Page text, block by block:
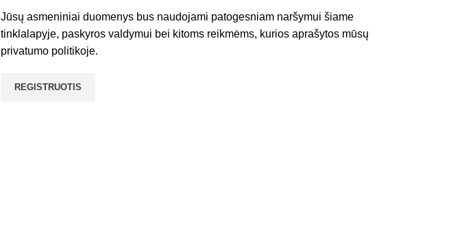
Jūsų asmeniniai duomenys bus naudojami patogesniam naršymui šiame
tinklalapyje, paskyros valdymui bei kitoms reikmėms, kurios aprašytos mūsų
privatumo politikoje.
REGISTRUOTIS